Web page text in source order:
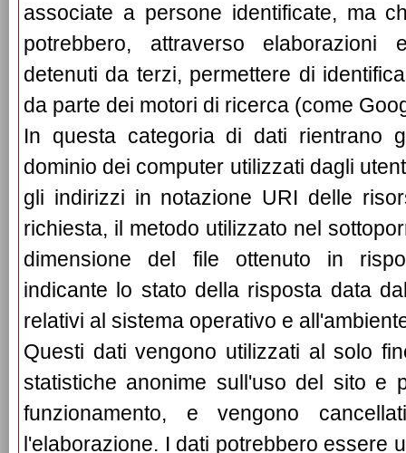
associate a persone identificate, ma
potrebbero, attraverso
detenuti da terzi, permettere di
da parte dei motori di ricerca (come
In questa categoria di dati rientrano
dominio dei computer utilizzati dagli
gli indirizzi in notazione URI delle
richiesta, il metodo utilizzato nel
dimensione del file ottenuto in
indicante lo stato della risposta data
relativi al sistema operativo e
Questi dati vengono utilizzati al solo
statistiche anonime sull'uso del sito e
funzionamento, e vengono
l'elaborazione. I dati potrebbero essere